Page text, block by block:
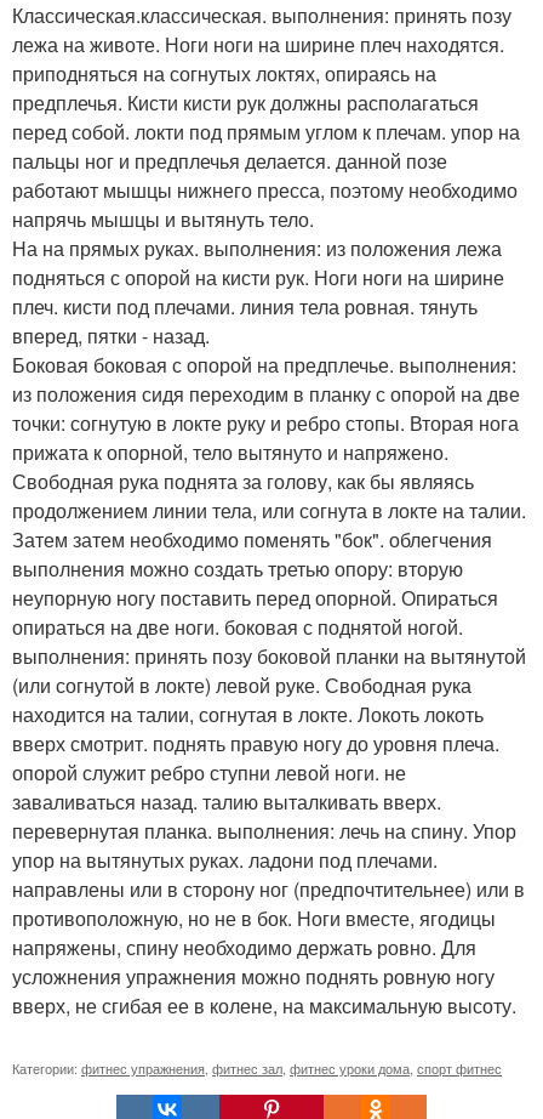
Классическая.классическая. выполнения: принять позу
лежа на животе. Ноги ноги на ширине плеч находятся.
приподняться на согнутых локтях, опираясь на
предплечья. Кисти кисти рук должны располагаться
перед собой. локти под прямым углом к плечам. упор на
пальцы ног и предплечья делается. данной позе
работают мышцы нижнего пресса, поэтому необходимо
напрячь мышцы и вытянуть тело.
На на прямых руках. выполнения: из положения лежа
подняться с опорой на кисти рук. Ноги ноги на ширине
плеч. кисти под плечами. линия тела ровная. тянуть
вперед, пятки - назад.
Боковая боковая с опорой на предплечье. выполнения:
из положения сидя переходим в планку с опорой на две
точки: согнутую в локте руку и ребро стопы. Вторая нога
прижата к опорной, тело вытянуто и напряжено.
Свободная рука поднята за голову, как бы являясь
продолжением линии тела, или согнута в локте на талии.
Затем затем необходимо поменять "бок". облегчения
выполнения можно создать третью опору: вторую
неупорную ногу поставить перед опорной. Опираться
опираться на две ноги. боковая с поднятой ногой.
выполнения: принять позу боковой планки на вытянутой
(или согнутой в локте) левой руке. Свободная рука
находится на талии, согнутая в локте. Локоть локоть
вверх смотрит. поднять правую ногу до уровня плеча.
опорой служит ребро ступни левой ноги. не
заваливаться назад. талию выталкивать вверх.
перевернутая планка. выполнения: лечь на спину. Упор
упор на вытянутых руках. ладони под плечами.
направлены или в сторону ног (предпочтительнее) или в
противоположную, но не в бок. Ноги вместе, ягодицы
напряжены, спину необходимо держать ровно. Для
усложнения упражнения можно поднять ровную ногу
вверх, не сгибая ее в колене, на максимальную высоту.
Категории: фитнес упражнения фитнес зал фитнес уроки дома спорт фитнес